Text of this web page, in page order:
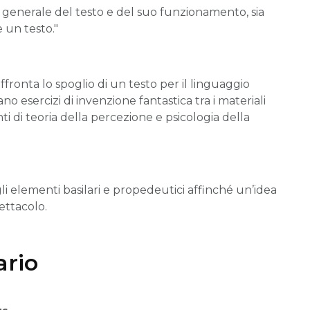
del testo e del suo funzionamento, sia
un testo."
lo spoglio di un testo per il linguaggio
esercizi di invenzione fantastica tra i materiali
di teoria della percezione e psicologia della
elementi basilari e propedeutici affinché un’idea